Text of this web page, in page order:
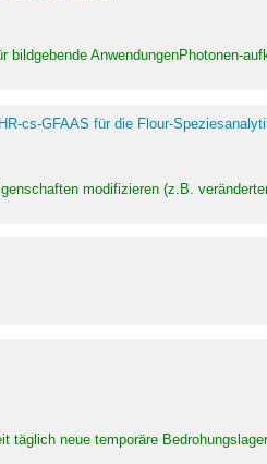
AnwendungenPhotonen-
cs-GFAAS für die Flour-
modifizieren (z.B.
neue temporäre